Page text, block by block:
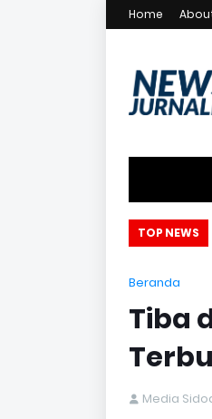
Home
TOP NEWS
Beranda
Tiba
Media